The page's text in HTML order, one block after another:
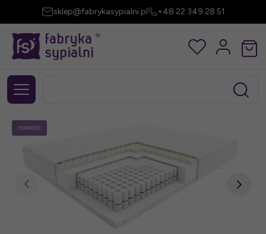
sklep@fabrykasypialni.pl +48 22 349 28 51
nowość